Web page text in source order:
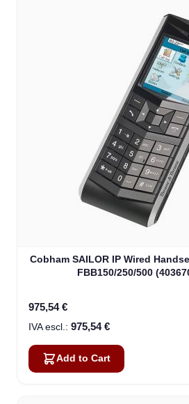
Cobham SAILOR IP Wired
FBB150/250/500
975,54 €
975,54 €
Add to Cart